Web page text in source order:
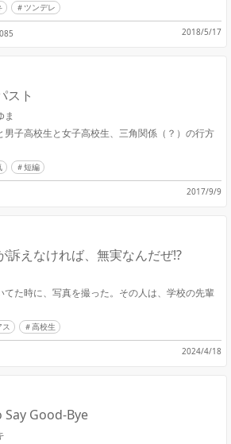
ツンデレ
2018/5/17
スト
ま
男子高校生と女子高校生、三角関係（？）の行方
短編
2017/9/9
訴えなければ、無実なんだぜ!?
てた時に、写真を撮った。その人は、学校の先輩
ス 高校生
2024/4/18
Say Good-Bye